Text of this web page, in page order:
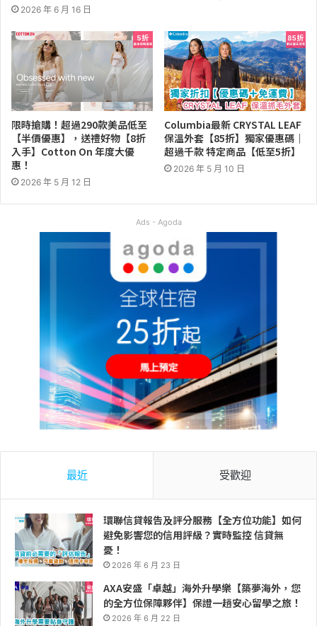
2026 年 6 月 16 日
限時搶購！超過290款美品低至
【半價優惠】，送禮好物【8折
入手】Cotton On 年度大優
惠！
2026 年 5 月 12 日
Columbia最新 CRYSTAL LEAF
保溫外套【85折】獨家優惠碼｜
超過千款 特定商品【低至5折】
2026 年 5 月 10 日
Ads - Agoda
最近 受歡迎
環聯信貸報告及評分服務【全方位功能】如何
避免影響您的信用評級？實時監控 信貸無
憂！
2026 年 6 月 23 日
AXA安盛「卓越」海外升學樂【築夢海外，您
的全方位保障夥伴】保證一趟安心留學之旅！
2026 年 6 月 22 日